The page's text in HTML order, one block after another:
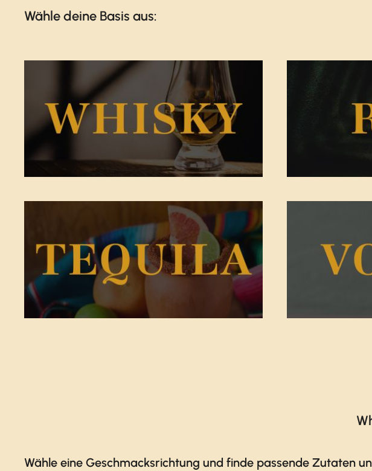
Wähle deine Basis aus:
Wähle eine Geschmacksrichtung und finde passende Zutaten